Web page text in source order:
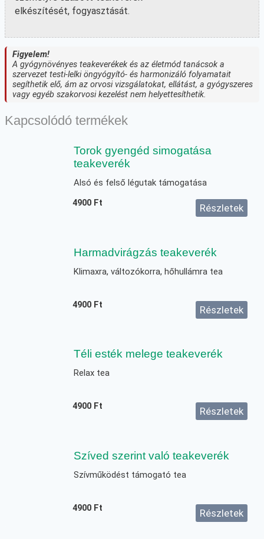
elkészítését, fogyasztását.
Figyelem!
A gyógynövényes teakeverékek és az életmód tanácsok a
szervezet testi-lelki öngyógyító- és harmonizáló folyamatait
segíthetik elő, ám az orvosi vizsgálatokat, ellátást, a gyógyszeres
vagy egyéb szakorvosi kezelést nem helyettesíthetik.
Kapcsolódó termékek
Torok gyengéd simogatása
teakeverék
Alsó és felső légutak támogatása
4900 Ft Részletek
Harmadvirágzás teakeverék
Klimaxra, változókorra, hőhullámra tea
4900 Ft Részletek
Téli esték melege teakeverék
Relax tea
4900 Ft Részletek
Szíved szerint való teakeverék
Szívműködést támogató tea
4900 Ft Részletek